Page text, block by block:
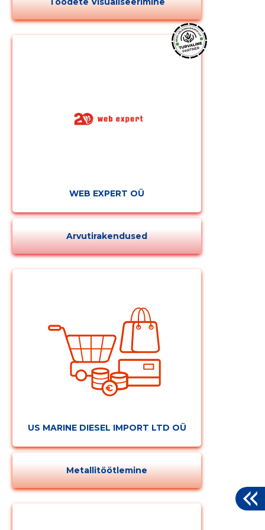
WEB EXPERT OÜ
Arvutirakendused
US MARINE DIESEL IMPORT LTD OÜ
Metallitöötlemine